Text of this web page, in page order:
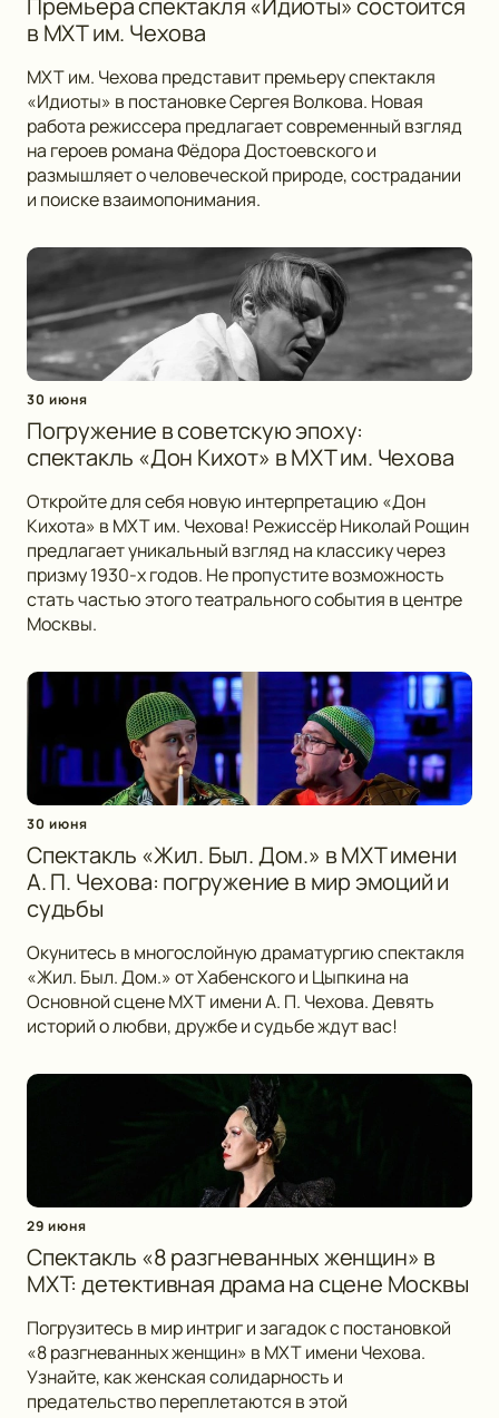
Премьера спектакля «Идиоты» состоится
в МХТ им. Чехова
МХТ им. Чехова представит премьеру спектакля
«Идиоты» в постановке Сергея Волкова. Новая
работа режиссера предлагает современный взгляд
на героев романа Фёдора Достоевского и
размышляет о человеческой природе, сострадании
и поиске взаимопонимания.
30 июня
Погружение в советскую эпоху:
спектакль «Дон Кихот» в МХТ им. Чехова
Откройте для себя новую интерпретацию «Дон
Кихота» в МХТ им. Чехова! Режиссёр Николай Рощин
предлагает уникальный взгляд на классику через
призму 1930-х годов. Не пропустите возможность
стать частью этого театрального события в центре
Москвы.
30 июня
Спектакль «Жил. Был. Дом.» в МХТ имени
А. П. Чехова: погружение в мир эмоций и
судьбы
Окунитесь в многослойную драматургию спектакля
«Жил. Был. Дом.» от Хабенского и Цыпкина на
Основной сцене МХТ имени А. П. Чехова. Девять
историй о любви, дружбе и судьбе ждут вас!
29 июня
Спектакль «8 разгневанных женщин» в
МХТ: детективная драма на сцене Москвы
Погрузитесь в мир интриг и загадок с постановкой
«8 разгневанных женщин» в МХТ имени Чехова.
Узнайте, как женская солидарность и
предательство переплетаются в этой